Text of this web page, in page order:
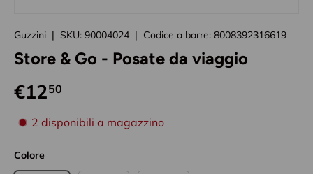
Guzzini | SKU: 90004024 | Codice a barre: 8008392316619
Store & Go - Posate da viaggio
€1250
disponibilità prodotto
2 disponibili a magazzino
Colore